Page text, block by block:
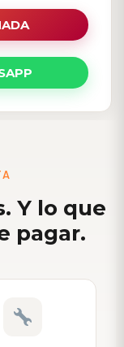
Y lo que
pagar.